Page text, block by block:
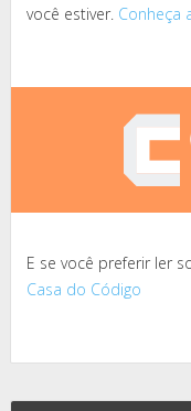
você estiver. Conheça
E se você preferir ler
Casa do Código